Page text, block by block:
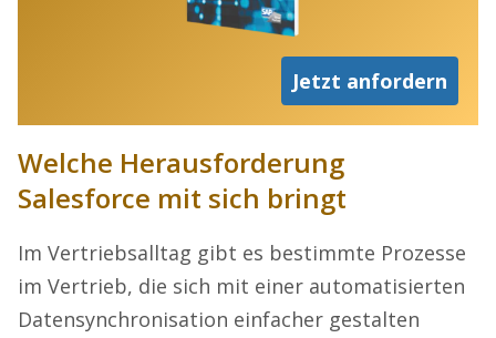
Jetzt anfordern
Welche Herausforderung
Salesforce mit sich bringt
Im Vertriebsalltag gibt es bestimmte Prozesse
im Vertrieb, die sich mit einer automatisierten
Datensynchronisation einfacher gestalten